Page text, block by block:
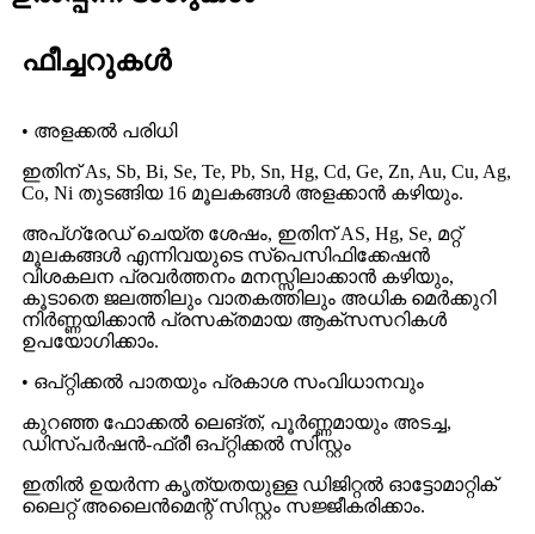
ഫീച്ചറുകൾ
• അളക്കൽ പരിധി
ഇതിന് As, Sb, Bi, Se, Te, Pb, Sn, Hg, Cd, Ge, Zn, Au, Cu, Ag,
Co, Ni തുടങ്ങിയ 16 മൂലകങ്ങൾ അളക്കാൻ കഴിയും.
അപ്‌ഗ്രേഡ് ചെയ്‌ത ശേഷം, ഇതിന് AS, Hg, Se, മറ്റ്
മൂലകങ്ങൾ എന്നിവയുടെ സ്‌പെസിഫിക്കേഷൻ
വിശകലന പ്രവർത്തനം മനസ്സിലാക്കാൻ കഴിയും,
കൂടാതെ ജലത്തിലും വാതകത്തിലും അധിക മെർക്കുറി
നിർണ്ണയിക്കാൻ പ്രസക്തമായ ആക്‌സസറികൾ
ഉപയോഗിക്കാം.
• ഒപ്റ്റിക്കൽ പാതയും പ്രകാശ സംവിധാനവും
കുറഞ്ഞ ഫോക്കൽ ലെങ്ത്, പൂർണ്ണമായും അടച്ച,
ഡിസ്പർഷൻ-ഫ്രീ ഒപ്റ്റിക്കൽ സിസ്റ്റം
ഇതിൽ ഉയർന്ന കൃത്യതയുള്ള ഡിജിറ്റൽ ഓട്ടോമാറ്റിക്
ലൈറ്റ് അലൈൻമെന്റ് സിസ്റ്റം സജ്ജീകരിക്കാം.